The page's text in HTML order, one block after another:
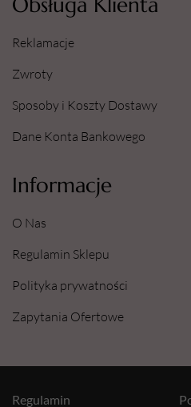
Reklamacje
Zwroty
Sposoby i Koszty Dostawy
Dane Konta Bankowego
Informacje
O Nas
Regulamin Sklepu
Polityka prywatności
Zapytania Ofertowe
Regulamin